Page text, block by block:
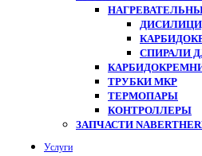
СПИРАЛИ
ТРУБКИ МКР
ТЕРМОПАРЫ
КОНТРОЛЛЕРЫ
ЗАПЧАСТИ
Услуги